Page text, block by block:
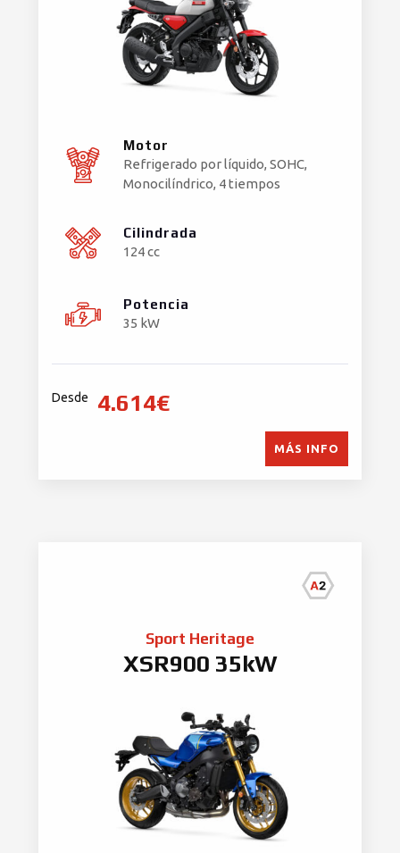
Motor
Refrigerado por líquido, SOHC,
Monocilíndrico, 4 tiempos
Cilindrada
124 cc
Potencia
35 kW
Desde 4.614€
MÁS INFO
Sport Heritage
XSR900 35kW